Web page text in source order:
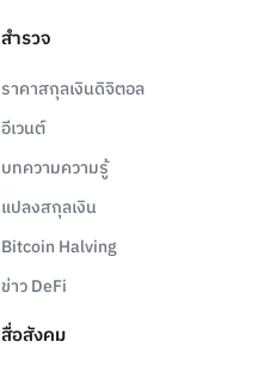
สำรวจ
ราคาสกุลเงินดิจิตอล
อีเวนต์
บทความความรู้
แปลงสกุลเงิน
Bitcoin Halving
ข่าว DeFi
สื่อสังคม